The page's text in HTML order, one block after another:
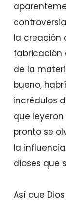
la creación
fabricación
de la
bueno,
incrédulos
que
pronto se
la
dioses que
Así que